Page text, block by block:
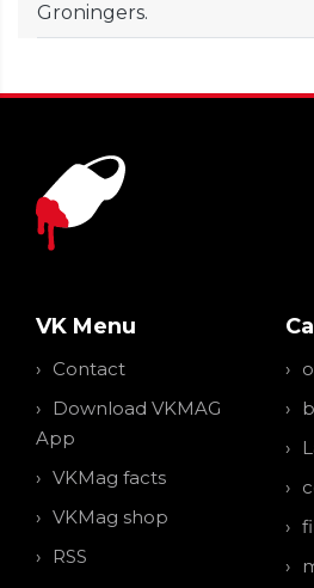
Groningers.
VK Menu
Contact
Download VKMAG
App
VKMag facts
VKMag shop
RSS